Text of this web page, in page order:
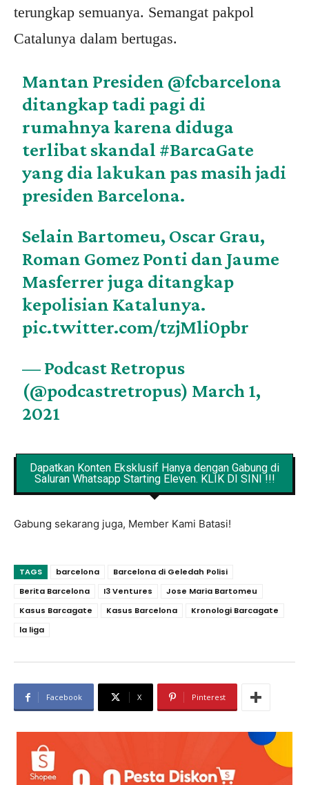
terungkap semuanya. Semangat pakpol
Catalunya dalam bertugas.
Mantan Presiden @fcbarcelona
ditangkap tadi pagi di
rumahnya karena diduga
terlibat skandal #BarcaGate
yang dia lakukan pas masih jadi
presiden Barcelona.
Selain Bartomeu, Oscar Grau,
Roman Gomez Ponti dan Jaume
Masferrer juga ditangkap
kepolisian Katalunya.
pic.twitter.com/tzjMli0pbr
— Podcast Retropus
(@podcastretropus) March 1,
2021
Dapatkan Konten Eksklusif Hanya dengan Gabung di
Saluran Whatsapp Starting Eleven. KLIK DI SINI !!!
Gabung sekarang juga, Member Kami Batasi!
TAGS barcelona
Barcelona di Geledah Polisi
Berita Barcelona
I3 Ventures
Jose Maria Bartomeu
Kasus Barcagate
Kasus Barcelona
Kronologi Barcagate
la liga
Facebook X Pinterest